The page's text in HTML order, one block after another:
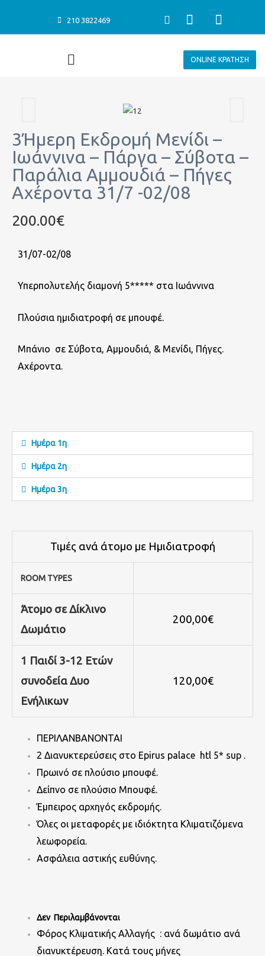
περιεχόμενο
210 3822469 Search
F
a
c
e
b
f
I
n
s
t
a
Menu ONLINE ΚΡΑΤΗΣΗ
3Ήμερη Εκδρομή Μενίδι –
Ιωάννινα – Πάργα – Σύβοτα –
Παράλια Αμμουδιά – Πήγες
Αχέροντα 31/7 -02/08
200.00€
31/07-02/08
Υπερπολυτελής διαμονή 5***** στα Ιωάννινα
Πλούσια ημιδιατροφή σε μπουφέ.
Μπάνιο σε Σύβοτα, Αμμουδιά, & Μενίδι, Πήγες.
Αχέροντα.
Ημέρα 1η
Ημέρα 2η
Ημέρα 3η
Τιμές ανά άτομο με Ημιδιατροφή
ROOM TYPES
Άτομο σε Δίκλινο
Δωμάτιο
200,00€
1 Παιδί 3-12 Ετών
συνοδεία Δυο
Ενήλικων
120,00€
ΠΕΡΙΛΑΝΒΑΝΟΝΤΑΙ
2 Διανυκτερεύσεις στο Epirus palace htl 5* sup .
Πρωινό σε πλούσιο μπουφέ.
Δείπνo σε πλούσιο Μπουφέ.
Έμπειρος αρχηγός εκδρομής.
Όλες οι μεταφορές με ιδιόκτητα Κλιματιζόμενα
λεωφορεία.
Ασφάλεια αστικής ευθύνης.
Δεν Περιλαμβάνονται
Φόρος Κλιματικής Αλλαγής : ανά δωμάτιο ανά
διανυκτέρευση. Κατά τους μήνες